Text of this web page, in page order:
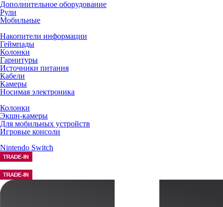
Дополнительное оборудование
Рули
Мобильные
Накопители информации
Геймпады
Колонки
Гарнитуры
Источники питания
Кабели
Камеры
Носимая электроника
Колонки
Экшн-камеры
Для мобильных устройств
Игровые консоли
Nintendo Switch